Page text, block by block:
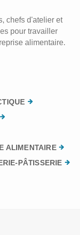
chefs d'atelier et
pour travailler
alimentaire.
ALIMENTAIRE
PÂTISSERIE